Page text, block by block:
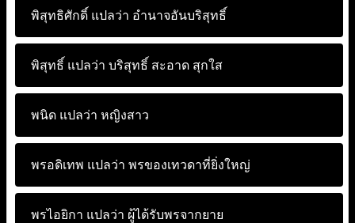
พิสุทธิศักดิ์ แปลว่า อำนาจอันบริสุทธิ์
พิสุทธิ์ แปลว่า บริสุทธิ์ สะอาด สุกใส
พนิด แปลว่า หญิงสาว
พรอดิเทพ แปลว่า พรของเทวดาที่ยิ่งใหญ่
พรไอยิกา แปลว่า ผู้ได้รับพรจากยาย